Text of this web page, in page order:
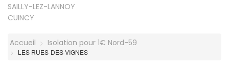
SAILLY-LEZ-LANNOY
CUINCY
Accueil Isolation pour 1€ Nord-59
LES RUES-DES-VIGNES